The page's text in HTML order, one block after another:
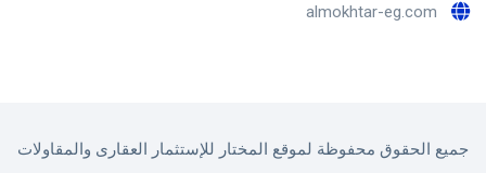
almokhtar-eg.com
جميع الحقوق محفوظة لموقع المختار للإستثمار العقارى والمقاولات